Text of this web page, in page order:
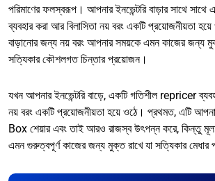
পরিমাণের ফলস্বরূপ। আপনার ইনভেন্টরি বাড়ার সাথে
ব্যবহার করা আর বিলাসিতা নয় বরং একটি প্রয়োজনীয়তা
বাড়ানোর জন্য নয় বরং আপনার সময়কে এমন কাজের জন্য
সত্যিকার কৌশলগত চিন্তার প্রয়োজন।
যখন আপনার ইনভেন্টরি বাড়ে, একটি গতিশীল repricer
নয় বরং একটি প্রয়োজনীয়তা হয়ে ওঠে। প্রথমত, এটি
Box শেয়ার এবং তাই আরও রাজস্ব উৎপন্ন করে, কিন্তু
এমন গুরুত্বপূর্ণ কাজের জন্য মুক্ত রাখে যা সত্যিকার